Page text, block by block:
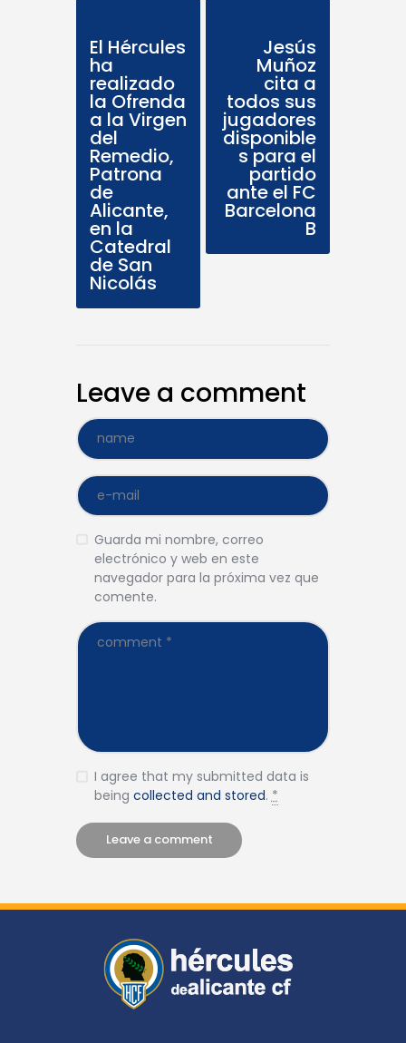
El Hércules
ha
realizado
la Ofrenda
a la Virgen
del
Remedio,
Patrona
de
Alicante,
en la
Catedral
de San
Nicolás
Jesús
Muñoz
cita a
todos sus
jugadores
disponible
s para el
partido
ante el FC
Barcelona
B
Leave a comment
Guarda mi nombre, correo
electrónico y web en este
navegador para la próxima vez que
comente.
I agree that my submitted data is
being collected and stored.*